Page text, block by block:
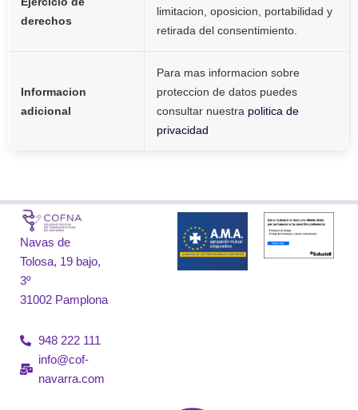
derechos
limitacion, oposicion, portabilidad y
retirada del consentimiento.
Informacion
adicional
Para mas informacion sobre
proteccion de datos puedes
consultar nuestra politica de
privacidad
Navas de
Tolosa, 19 bajo,
3º
31002 Pamplona
948 222 111
info@cof-
navarra.com